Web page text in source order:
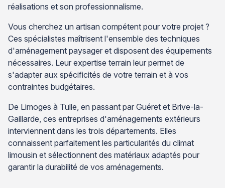
réalisations et son professionnalisme.
Vous cherchez un artisan compétent pour votre projet ?
Ces spécialistes maîtrisent l'ensemble des techniques
d'aménagement paysager et disposent des équipements
nécessaires. Leur expertise terrain leur permet de
s'adapter aux spécificités de votre terrain et à vos
contraintes budgétaires.
De Limoges à Tulle, en passant par Guéret et Brive-la-
Gaillarde, ces entreprises d'aménagements extérieurs
interviennent dans les trois départements. Elles
connaissent parfaitement les particularités du climat
limousin et sélectionnent des matériaux adaptés pour
garantir la durabilité de vos aménagements.